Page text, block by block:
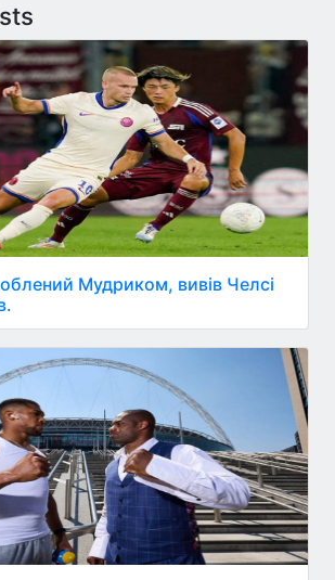
Мудриком, вивів Челсі